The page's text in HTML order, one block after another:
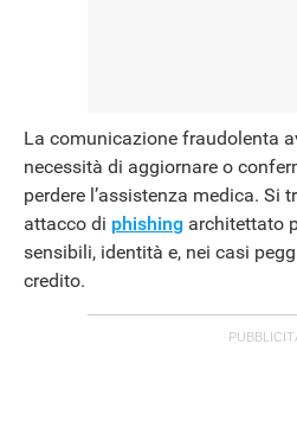
ANDROID
La comunicazione fraudolenta
necessità di aggiornare o
perdere l’assistenza medica. Si
attacco di phishing architettato
sensibili, identità e, nei casi
credito.